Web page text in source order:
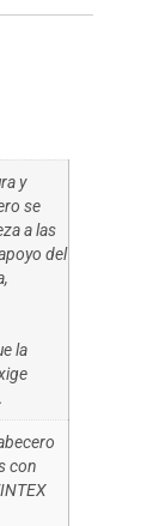
y
se
a las
del
la
con